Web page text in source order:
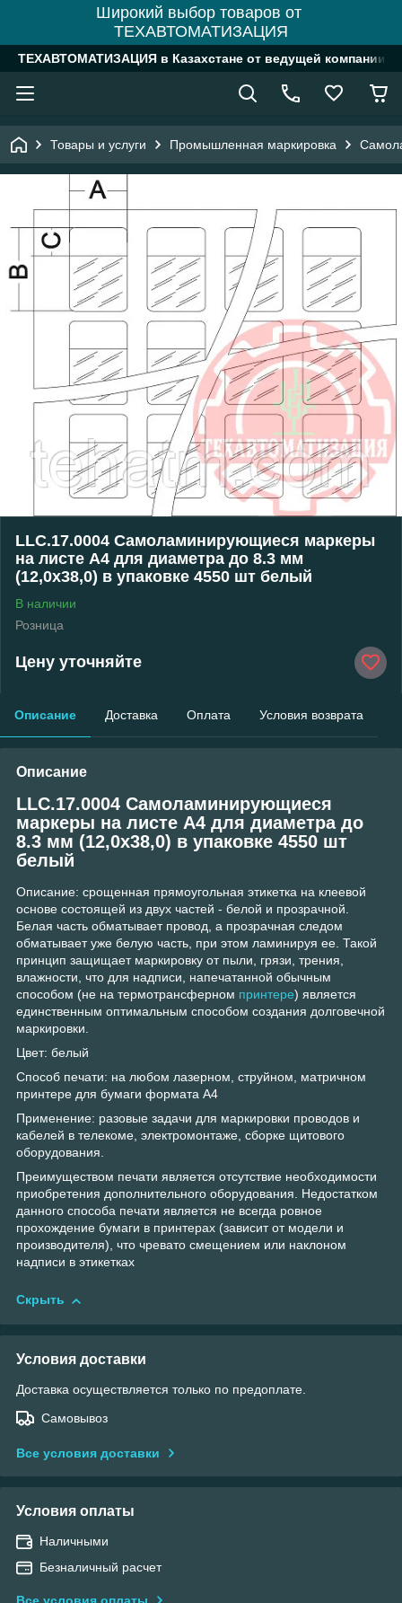
Широкий выбор товаров от
ТЕХАВТОМАТИЗАЦИЯ
ТЕХАВТОМАТИЗАЦИЯ в Казахстане от ведущей компании
Товары и услуги Промышленная маркировка
LLC.17.0004 Самоламинирующиеся маркеры
на листе А4 для диаметра до 8.3 мм
(12,0х38,0) в упаковке 4550 шт белый
В наличии
Розница
Цену уточняйте
Описание Доставка Оплата Условия возврата
Описание
LLC.17.0004 Самоламинирующиеся
маркеры на листе А4 для диаметра до
8.3 мм (12,0х38,0) в упаковке 4550 шт
белый
Описание: cрощенная прямоугольная этикетка на клеевой
основе состоящей из двух частей - белой и прозрачной.
Белая часть обматывает провод, а прозрачная следом
обматывает уже белую часть, при этом ламинируя ее. Такой
принцип защищает маркировку от пыли, грязи, трения,
влажности, что для надписи, напечатанной обычным
способом (не на термотрансферном принтере) является
единственным оптимальным способом создания долговечной
маркировки.
Цвет: белый
Способ печати: на любом лазерном, струйном, матричном
принтере для бумаги формата А4
Применение: разовые задачи для маркировки проводов и
кабелей в телекоме, электромонтаже, сборке щитового
оборудования.
Преимуществом печати является отсутствие необходимости
приобретения дополнительного оборудования. Недостатком
данного способа печати является не всегда ровное
прохождение бумаги в принтерах (зависит от модели и
производителя), что чревато смещением или наклоном
надписи в этикетках
Скрыть
Условия доставки
Доставка осуществляется только по предоплате.
Самовывоз
Все условия доставки
Условия оплаты
Наличными
Безналичный расчет
Все условия оплаты